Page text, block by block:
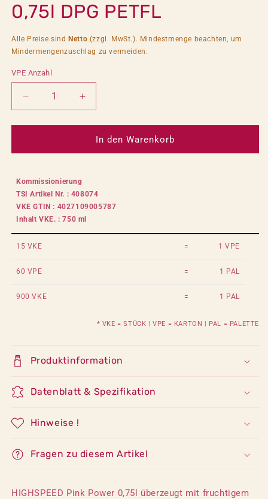
0,75l DPG PETFL
Alle Preise sind Netto (zzgl. MwSt.). Mindestmenge beachten, um
Mindermengenzuschlag zu vermeiden.
VPE Anzahl
Verringere
die
Menge
HIGHSPEED
Power
0,75l
DPG
PETFL
Erhöhe
die
Menge
HIGHSPEED
Power
0,75l
DPG
PETFL
In den Warenkorb
Kommissionierung
TSI Artikel Nr. : 408074
VKE GTIN : 4027109005787
Inhalt VKE. : 750 ml
15 VKE = 1 VPE
60 VPE = 1 PAL
900 VKE = 1 PAL
* VKE = STÜCK | VPE = KARTON | PAL = PALETTE
Produktinformation
Datenblatt & Spezifikation
Hinweise !
Fragen zu diesem Artikel
HIGHSPEED Pink Power 0,75l überzeugt mit fruchtigem